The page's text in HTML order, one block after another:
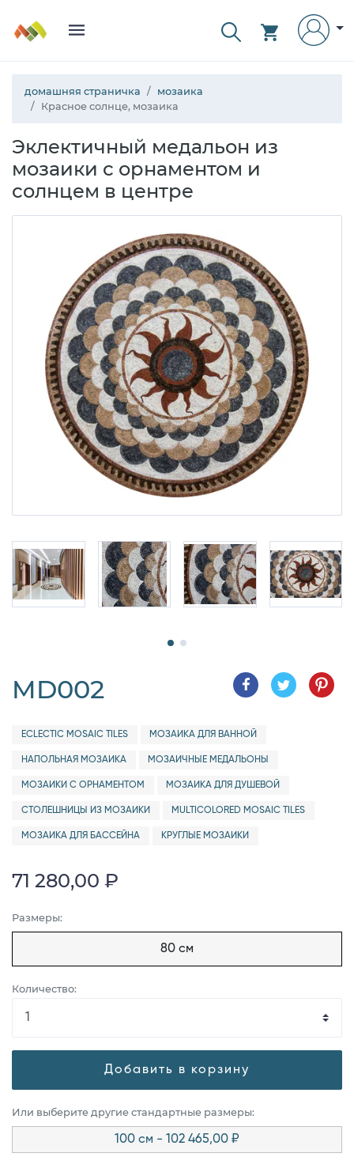
домашняя страничка
мозаика
Красное солнце, мозаика
Эклектичный медальон из
мозаики с орнаментом и
солнцем в центре
MD002
ECLECTIC MOSAIC TILES МОЗАИКА ДЛЯ ВАННОЙ
НАПОЛЬНАЯ МОЗАИКА МОЗАИЧНЫЕ МЕДАЛЬОНЫ
МОЗАИКИ С ОРНАМЕНТОМ МОЗАИКА ДЛЯ ДУШЕВОЙ
СТОЛЕШНИЦЫ ИЗ МОЗАИКИ MULTICOLORED MOSAIC TILES
МОЗАИКА ДЛЯ БАССЕЙНА КРУГЛЫЕ МОЗАИКИ
71 280,00 ₽
Размеры:
80 см
Количество:
Добавить в корзину
Или выберите другие стандартные размеры:
100 см - 102 465,00 ₽